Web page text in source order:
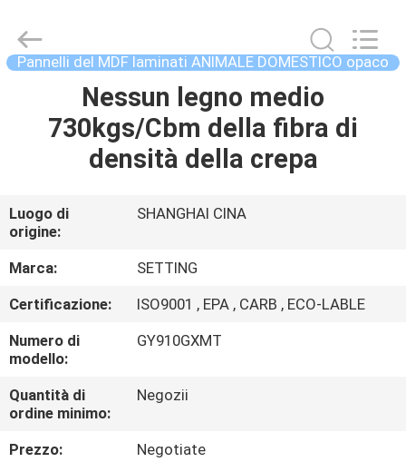
PRODOTTI
CIRCA
NOI
GIRO
DELLA
FABBRICA
CONTATTICI
Setting
Decorating
material
Co,.Ltd.
Pannelli del MDF laminati ANIMALE DOMESTICO opaco
Nessun legno medio
730kgs/Cbm della fibra di
densità della crepa
Luogo di
origine:
SHANGHAI CINA
Marca:
SETTING
Certificazione:
ISO9001 , EPA , CARB , ECO-LABLE
Numero di
modello:
GY910GXMT
Quantità di
ordine minimo:
Negozii
Prezzo:
Negotiate